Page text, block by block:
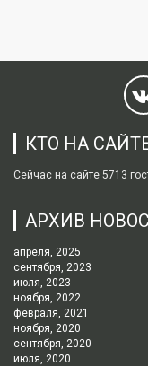
КТО НА
Сейчас на сайте 5713
АРХИВ
апреля, 2025
сентября, 2023
июля, 2023
ноября, 2022
февраля, 2021
ноября, 2020
сентября, 2020
июля, 2020